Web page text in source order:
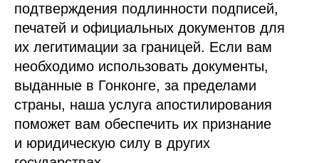
подтверждения подлинности подписей,
печатей и официальных документов для
их легитимации за границей. Если вам
необходимо использовать документы,
выданные в Гонконге, за пределами
страны, наша услуга апостилирования
поможет вам обеспечить их признание
и юридическую силу в других